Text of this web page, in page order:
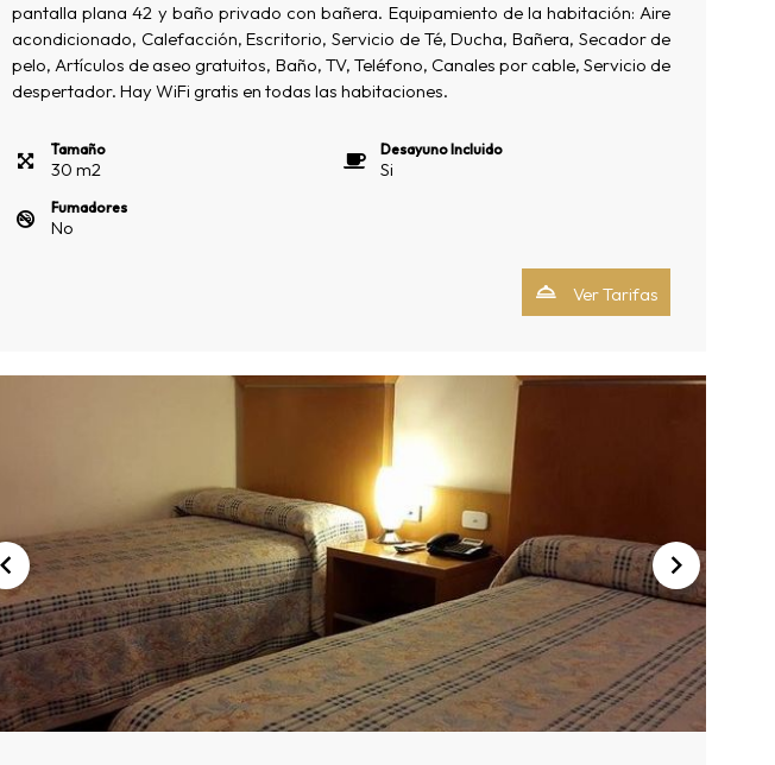
pantalla plana 42 y baño privado con bañera. Equipamiento de la habitación: Aire
acondicionado, Calefacción, Escritorio, Servicio de Té, Ducha, Bañera, Secador de
pelo, Artículos de aseo gratuitos, Baño, TV, Teléfono, Canales por cable, Servicio de
despertador. Hay WiFi gratis en todas las habitaciones.
Tamaño
30 m2
Desayuno Incluido
Si
Fumadores
No
Ver Tarifas